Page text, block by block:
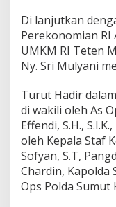
Di lanjutkan
Perekonomian
UMKM RI Teten
Ny. Sri Mulyani
Turut Hadir
di wakili oleh As
Effendi, S.H.,
oleh Kepala Staf
Sofyan, S.T,
Chardin, Kapolda
Ops Polda Sumut